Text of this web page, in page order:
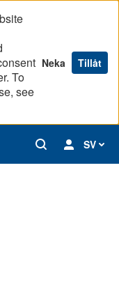
To
see
Neka Tillåt
SV